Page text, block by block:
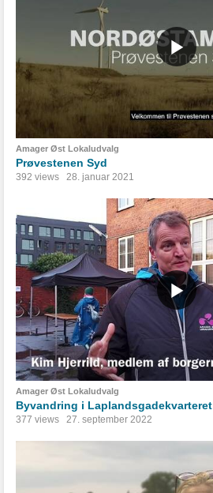
Amager Øst Lokaludvalg
Prøvestenen Syd
392 views 28. januar 2021
Amager Øst Lokaludvalg
Byvandring i Laplandsgadekvarteret
377 views 27. september 2022